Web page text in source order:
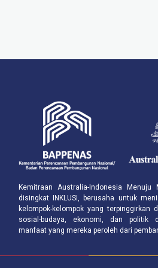
Kemitraan Australia-Indonesia Menuju
disingkat INKLUSI, berusaha untuk
kelompok-kelompok yang terpinggirkan
sosial-budaya, ekonomi, dan politik
manfaat yang mereka peroleh dari